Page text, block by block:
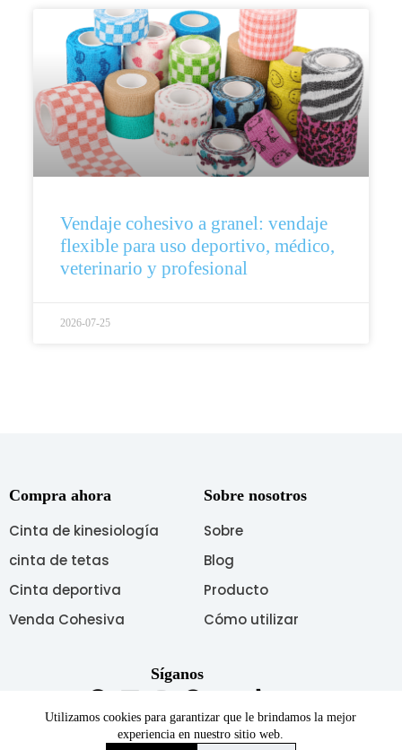
Utilizamos cookies para garantizar que le brindamos la mejor
experiencia en nuestro sitio web.
Vendaje cohesivo a granel: vendaje
flexible para uso deportivo, médico,
veterinario y profesional
2026-07-25
Compra ahora
Cinta de kinesiología
cinta de tetas
Cinta deportiva
Venda Cohesiva
Sobre nosotros
Sobre
Blog
Producto
Cómo utilizar
Síganos